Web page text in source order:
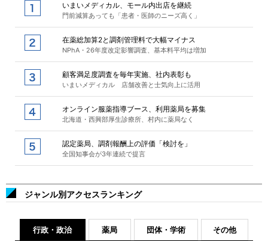
いまいメディカル、モール内出店を継続
門前減算あっても「患者・医師のニーズ高く」
在薬総加算2と調剤管理料で大幅マイナス
NPhA・26年度改定影響調査、基本料平均は増加
顧客満足度調査を毎年実施、社内表彰も
いまいメディカル 店舗改善と士気向上に活用
オンライン服薬指導ブース、利用薬局を募集
北海道・西興部厚生診療所、村内に薬局なく
認定薬局、調剤報酬上の評価「検討を」
全国知事会が3年連続で提言
ジャンル別アクセスランキング
行政・政治 薬局 団体・学術 その他